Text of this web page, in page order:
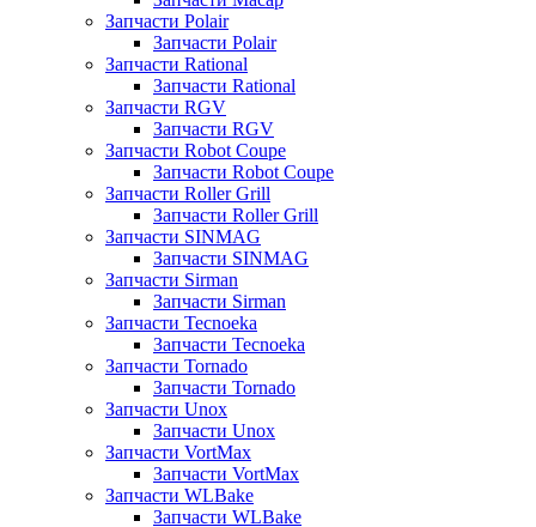
Запчасти Polair
Запчасти Polair
Запчасти Rational
Запчасти Rational
Запчасти RGV
Запчасти RGV
Запчасти Robot Coupe
Запчасти Robot Coupe
Запчасти Roller Grill
Запчасти Roller Grill
Запчасти SINMAG
Запчасти SINMAG
Запчасти Sirman
Запчасти Sirman
Запчасти Tecnoeka
Запчасти Tecnoeka
Запчасти Tornado
Запчасти Tornado
Запчасти Unox
Запчасти Unox
Запчасти VortMax
Запчасти VortMax
Запчасти WLBake
Запчасти WLBake